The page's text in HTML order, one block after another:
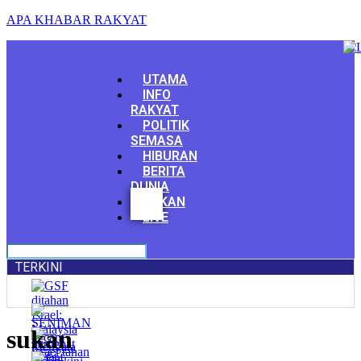
APA KHABAR RAKYAT
Menu
UTAMA
INFO
RAKYAT
POLITIK
SEMASA
HIBURAN
BERITA
DUNIA
SUKAN
LIVE
Facebook
Youtube
TERKINI
sukan